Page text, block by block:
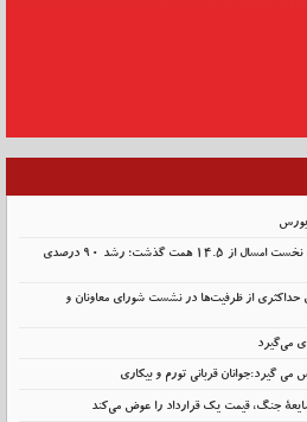
حق بیمه تولیدی بیمه ملت در چهار ماه نخست امسال از 14.5 همت گذشت؛ رشد 90 درصدی
از ظرفیت‌ها در نشست شورای معاونان و
می‌گیرد
گیرد:جوانان قربانی تورم و بیکاری
جنگ، قیمت یک قرارداد را عوض می‌کند